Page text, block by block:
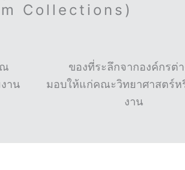
Collections)
าน
ของที่ระลึกจากองค์กรต่า
มอบให้แก่คณะวิทยาศาสตร์ห
งาน